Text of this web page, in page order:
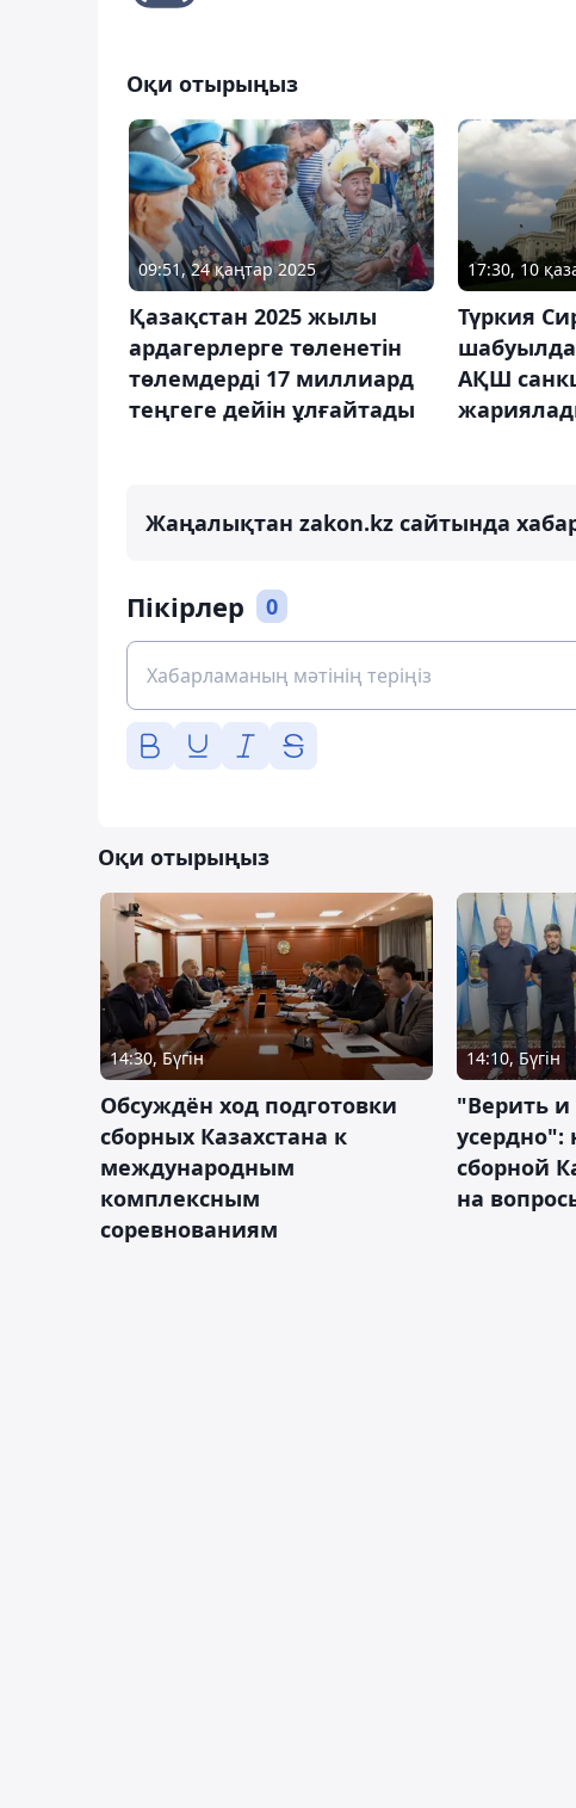
Оқи отырыңыз
09:51, 24 қаңтар 2025
Қазақстан 2025 жылы
ардагерлерге төленетін
төлемдерді 17 миллиард
теңгеге дейін ұлғайтады
17:30, 10
Түркия
АҚШ
Жаңалықтан zakon.kz сайтында
Пікірлер 0
Оқи отырыңыз
14:30, Бүгін
Обсуждён ход подготовки
сборных Казахстана к
международным
комплексным
соревнованиям
14:10, Бүгін
"Верить и
усердно":
сборной
на